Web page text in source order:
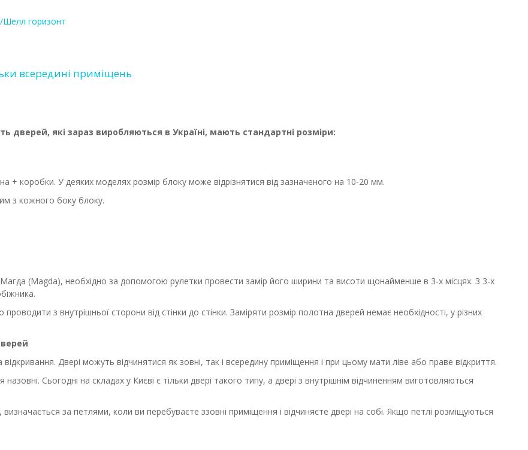
Шелл горизонт
всередині приміщень
дверей, які зараз виробляються в Україні, мають стандартні розміри:
коробки. У деяких моделях розмір блоку може відрізнятися від зазначеного на 10-20 мм.
з кожного боку блоку.
(Magda), необхідно за допомогою рулетки провести замір його ширини та висоти щонайменше в 3-х місцях. З 3-х
з внутрішньої сторони від стінки до стінки. Заміряти розмір полотна дверей немає необхідності, у різних
Двері можуть відчинятися як зовні, так і всередину приміщення і при цьому мати ліве або праве відкриття.
Сьогодні на складах у Києві є тільки двері такого типу, а двері з внутрішнім відчиненням виготовляються
за петлями, коли ви перебуваєте ззовні приміщення і відчиняєте двері на собі. Якщо петлі розміщуються